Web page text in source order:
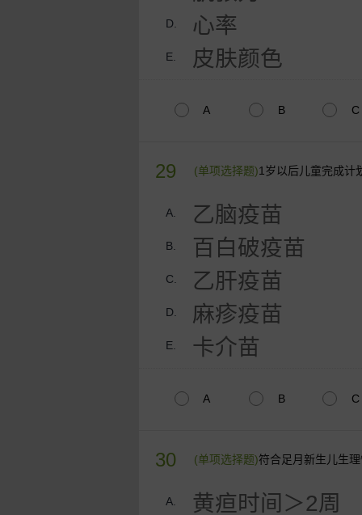
D. 心率
E. 皮肤颜色
A B C
29 (单项选择题)1岁以后儿童完成
A. 乙脑疫苗
B. 百白破疫苗
C. 乙肝疫苗
D. 麻疹疫苗
E. 卡介苗
A B C
30 (单项选择题)符合足月新生儿生
A. 黄疸时间＞2周